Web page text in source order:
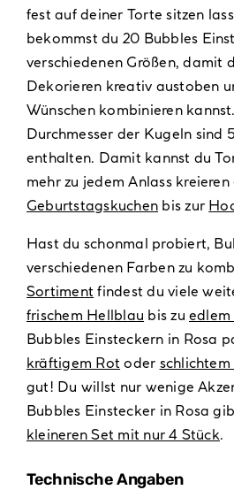
fest auf deiner Torte sitzen
bekommst du 20 Bubbles
verschiedenen Größen, damit
Dekorieren kreativ austoben
Wünschen kombinieren
Durchmesser der Kugeln sind
enthalten. Damit kannst du
mehr zu jedem Anlass
Geburtstagskuchen bis zur
Hast du schonmal probiert,
verschiedenen Farben zu
Sortiment findest du viele
frischem Hellblau bis zu edlem
Bubbles Einsteckern in Rosa
kräftigem Rot oder schlichtem
gut! Du willst nur wenige
Bubbles Einstecker in Rosa
kleineren Set mit nur 4 Stück.
Technische Angaben